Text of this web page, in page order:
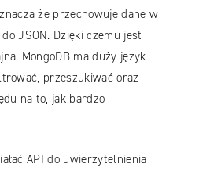
że przechowuje dane w
JSON. Dzięki czemu jest
MongoDB ma duży język
przeszukiwać oraz
na to, jak bardzo
API do uwierzytelnienia